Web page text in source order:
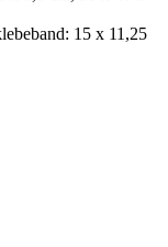
15 x 11,25